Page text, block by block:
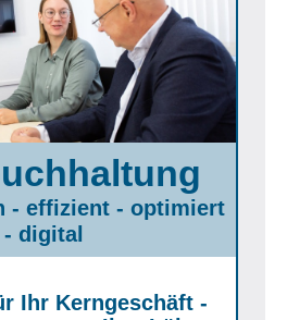
- effizient - optimiert
- digital
Ihr Kerngeschäft -